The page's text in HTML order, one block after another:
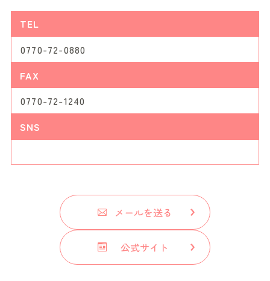
TEL
0770-72-0880
FAX
0770-72-1240
SNS
メールを送る
公式サイト